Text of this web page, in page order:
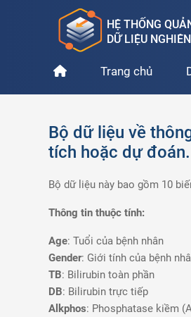
HỆ THỐNG
DỮ LIỆU
Trang chủ
Bộ dữ liệu về
tích hoặc dự đoán.
Bộ dữ liệu này bao gồm 10
Thông tin thuộc tính:
Age: Tuổi của bệnh nhân
Gender: Giới tính của bệnh
TB: Bilirubin toàn phần
DB: Bilirubin trực tiếp
Alkphos: Phosphatase kiềm